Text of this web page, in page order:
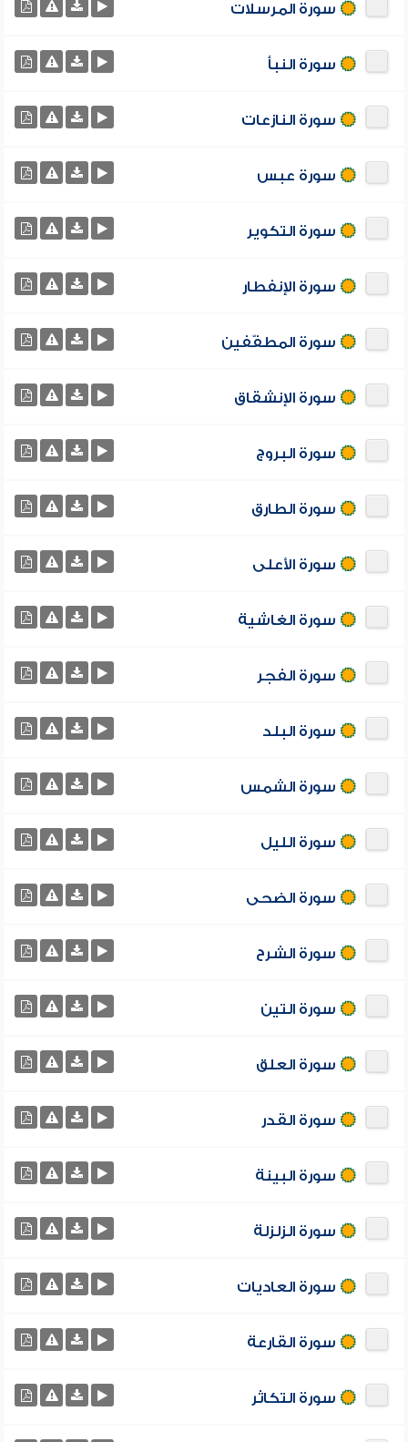
سورة المرسلات
سورة النبأ
سورة النازعات
سورة عبس
سورة التكوير
سورة الإنفطار
سورة المطفّفين
سورة الإنشقاق
سورة البروج
سورة الطارق
سورة الأعلى
سورة الغاشية
سورة الفجر
سورة البلد
سورة الشمس
سورة الليل
سورة الضحى
سورة الشرح
سورة التين
سورة العلق
سورة القدر
سورة البينة
سورة الزلزلة
سورة العاديات
سورة القارعة
سورة التكاثر